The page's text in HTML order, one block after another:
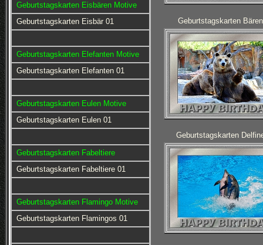
Geburtstagskarten Eisbären Motive
Geburtstagskarten Eisbär 01
Geburtstagskarten Elefanten Motive
Geburtstagskarten Elefanten 01
Geburtstagskarten Eulen Motive
Geburtstagskarten Eulen 01
Geburtstagskarten Fabeltiere
Geburtstagskarten Fabeltiere 01
Geburtstagskarten Flamingo Motive
Geburtstagskarten Flamingos 01
Geburtstagskarten
Geburtstagskarten